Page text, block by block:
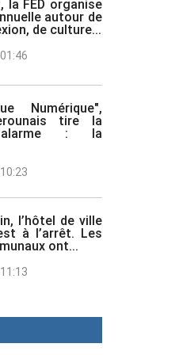
la FED organise
autour de
de culture...
Numérique",
tire la
: la
l’hôtel de ville
à l’arrêt. Les
ont...